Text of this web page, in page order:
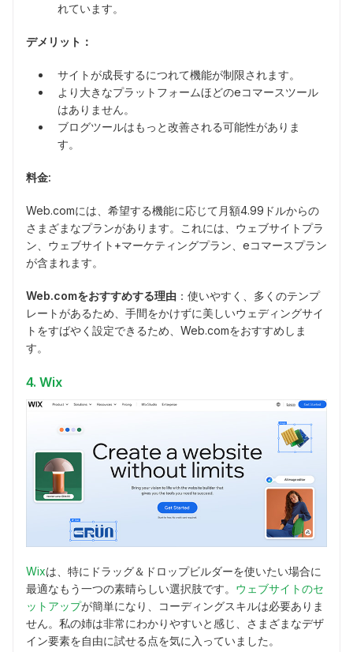
れています。
デメリット：
サイトが成長するにつれて機能が制限されます。
より大きなプラットフォームほどのeコマースツール
はありません。
ブログツールはもっと改善される可能性がありま
す。
料金:
Web.comには、希望する機能に応じて月額4.99ドルからの
さまざまなプランがあります。これには、ウェブサイトプラ
ン、ウェブサイト+マーケティングプラン、eコマースプラン
が含まれます。
Web.comをおすすめする理由 ：使いやすく、多くのテンプ
レートがあるため、手間をかけずに美しいウェディングサイ
トをすばやく設定できるため、Web.comをおすすめしま
す。
4. Wix
Wixは、特にドラッグ＆ドロップビルダーを使いたい場合に
最適なもう一つの素晴らしい選択肢です。 ウェブサイトのセ
ットアップが簡単になり、コーディングスキルは必要ありま
せん。私の姉は非常にわかりやすいと感じ、さまざまなデザ
イン要素を自由に試せる点を気に入っていました。